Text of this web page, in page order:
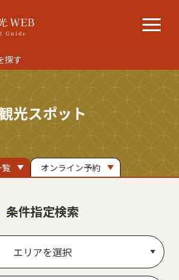
探す
光スポット
オンライン予約
条件指定検索
エリアを選択